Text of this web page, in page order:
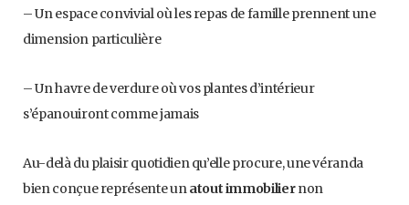
– Un espace convivial où les repas de famille prennent une
dimension particulière
– Un havre de verdure où vos plantes d’intérieur
s’épanouiront comme jamais
Au-delà du plaisir quotidien qu’elle procure, une véranda
bien conçue représente unatout immobiliernon